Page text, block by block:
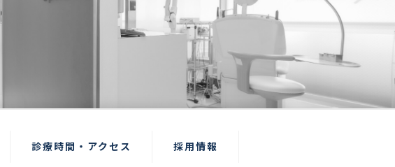
診療時間・アクセス 採用情報